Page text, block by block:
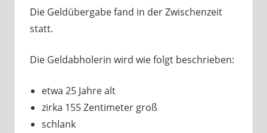
Die Geldübergabe fand in der Zwischenzeit
statt.
Die Geldabholerin wird wie folgt beschrieben:
etwa 25 Jahre alt
zirka 155 Zentimeter groß
schlank